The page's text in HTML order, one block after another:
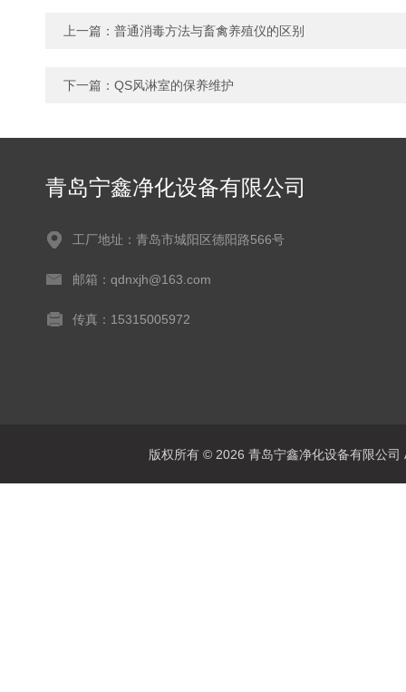
上一篇： 普通消毒方法与畜禽养殖仪的区别
下一篇： QS风淋室的保养维护
青岛宁鑫净化设备有限公司
工厂地址：青岛市城阳区德阳路566号
邮箱：qdnxjh@163.com
传真：15315005972
版权所有 © 2026 青岛宁鑫净化设备有限